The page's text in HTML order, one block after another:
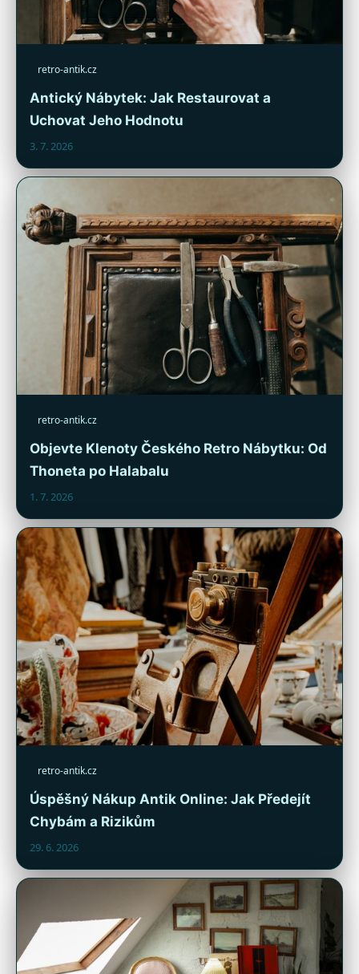
retro-antik.cz
Antický Nábytek: Jak Restaurovat a
Uchovat Jeho Hodnotu
3. 7. 2026
retro-antik.cz
Objevte Klenoty Českého Retro Nábytku: Od
Thoneta po Halabalu
1. 7. 2026
retro-antik.cz
Úspěšný Nákup Antik Online: Jak Předejít
Chybám a Rizikům
29. 6. 2026